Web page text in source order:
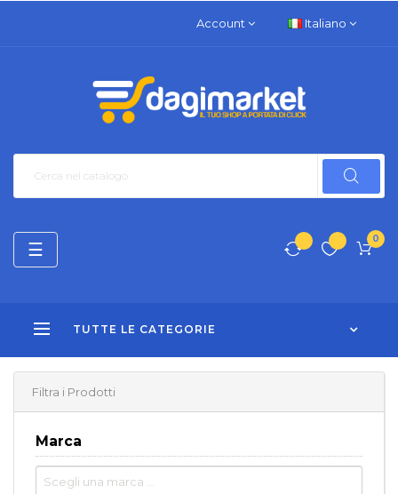
Account Italiano
0
TUTTE LE CATEGORIE
navigazione
Toggle
☰
Filtra i Prodotti
Marca